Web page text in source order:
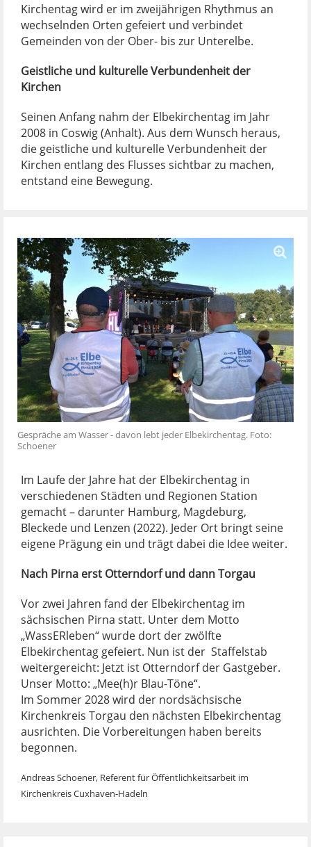
Kirchentag wird er im zweijährigen Rhythmus an
wechselnden Orten gefeiert und verbindet
Gemeinden von der Ober- bis zur Unterelbe.
Geistliche und kulturelle Verbundenheit der
Kirchen
Seinen Anfang nahm der Elbekirchentag im Jahr
2008 in Coswig (Anhalt). Aus dem Wunsch heraus,
die geistliche und kulturelle Verbundenheit der
Kirchen entlang des Flusses sichtbar zu machen,
entstand eine Bewegung.
Gespräche am Wasser - davon lebt jeder Elbekirchentag. Foto:
Schoener
Im Laufe der Jahre hat der Elbekirchentag in
verschiedenen Städten und Regionen Station
gemacht – darunter Hamburg, Magdeburg,
Bleckede und Lenzen (2022). Jeder Ort bringt seine
eigene Prägung ein und trägt dabei die Idee weiter.
Nach Pirna erst Otterndorf und dann Torgau
Vor zwei Jahren fand der Elbekirchentag im
sächsischen Pirna statt. Unter dem Motto
„WassERleben“ wurde dort der zwölfte
Elbekirchentag gefeiert. Nun ist der Staffelstab
weitergereicht: Jetzt ist Otterndorf der Gastgeber.
Unser Motto: „Mee(h)r Blau-Töne“.
Im Sommer 2028 wird der nordsächsische
Kirchenkreis Torgau den nächsten Elbekirchentag
ausrichten. Die Vorbereitungen haben bereits
begonnen.
Andreas Schoener, Referent für Öffentlichkeitsarbeit im
Kirchenkreis Cuxhaven-Hadeln